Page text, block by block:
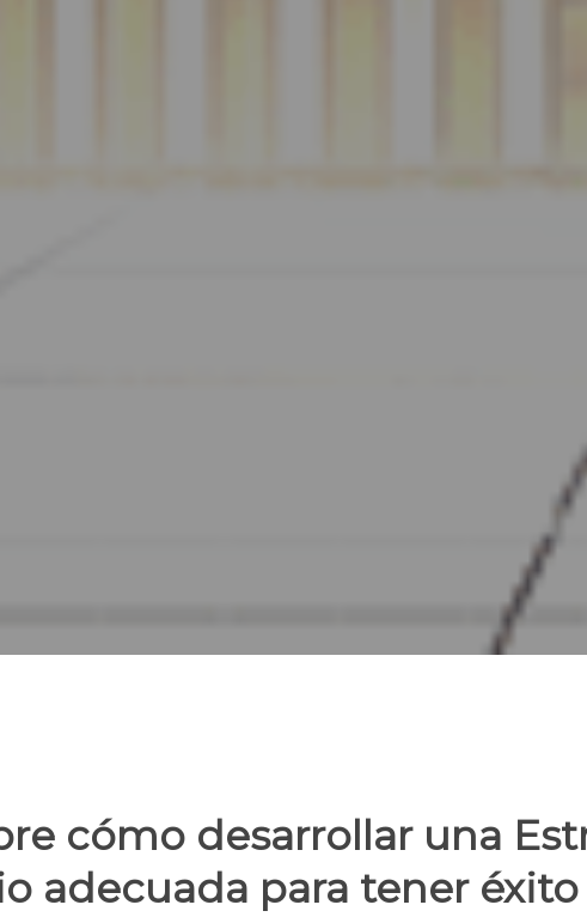
cómo desarrollar una
adecuada para tener